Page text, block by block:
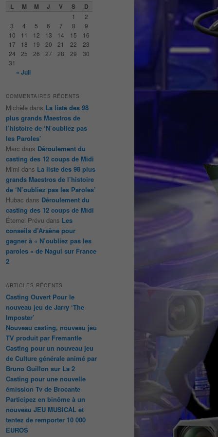
L M M J V S D
1
2
3
4 5 6 7 8
9
10
11 12 13 14 15
16
17
18 19 20 21 22
23
24
25 26 27 28 29
30
31
« Juil
COMMENTAIRES RÉCENTS
Michèle dans La liste des 98
plus grands Maestros de
l’histoire de ‘N’oubliez pas
les Paroles’
Marc dans Déroulement du
casting des 12 coups de Midi
Mimi dans La liste des 98 plus
grands Maestros de l’histoire
de ‘N’oubliez pas les Paroles’
Hubac dans Déroulement du
casting des 12 coups de Midi
Éternel Prévu dans Les
conseils d’Arsène pour
gagner à « N’oubliez pas les
paroles » de Nagui sur France
2
ARTICLES RÉCENTS
Casting Ouvert Pour le
nouveau jeu de Jarry ‘The
Imposter’
Nouveau casting, nouveau jeu
TV produit par Fremantle
Casting pour un nouveau jeu
de Culture générale animé par
Bruno Guillon sur La 2
Casting pour une nouvelle
émission Tv de Brocante
Participez en binôme à un
nouveau JEU MUSICAL et
tentez de remporter 10 000
EUROS